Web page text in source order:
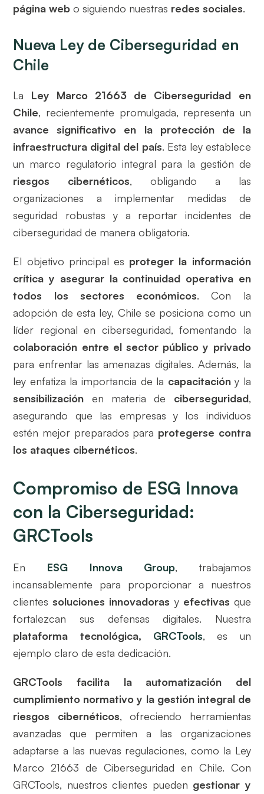
página web o siguiendo nuestras redes sociales.
Nueva Ley de Ciberseguridad en
Chile
La Ley Marco 21663 de Ciberseguridad en
Chile, recientemente promulgada, representa un
avance significativo en la protección de la
infraestructura digital del país. Esta ley establece
un marco regulatorio integral para la gestión de
riesgos cibernéticos, obligando a las
organizaciones a implementar medidas de
seguridad robustas y a reportar incidentes de
ciberseguridad de manera obligatoria.
El objetivo principal es proteger la información
crítica y asegurar la continuidad operativa en
todos los sectores económicos. Con la
adopción de esta ley, Chile se posiciona como un
líder regional en ciberseguridad, fomentando la
colaboración entre el sector público y privado
para enfrentar las amenazas digitales. Además, la
ley enfatiza la importancia de la capacitacióny la
sensibilización en materia de ciberseguridad,
asegurando que las empresas y los individuos
estén mejor preparados para protegerse contra
los ataques cibernéticos.
Compromiso de ESG Innova
con la Ciberseguridad:
GRCTools
En ESG Innova Group, trabajamos
incansablemente para proporcionar a nuestros
clientessoluciones innovadoras y efectivas que
fortalezcan sus defensas digitales. Nuestra
plataforma tecnológica, GRCTools, es un
ejemplo claro de esta dedicación.
GRCTools facilita la automatización del
cumplimiento normativo y la gestión integral de
riesgos cibernéticos, ofreciendo herramientas
avanzadas que permiten a las organizaciones
adaptarse a las nuevas regulaciones, como la Ley
Marco 21663 de Ciberseguridad en Chile. Con
GRCTools, nuestros clientes pueden gestionar y